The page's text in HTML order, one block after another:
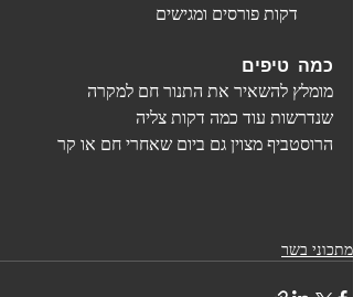
דקות פורסים ומגישים
כמה טיפים
מומלץ להשאיר את התנור חם למקרה
שנדרשות עוד כמה דקות צליה
הרוסטביף מצוין גם ביום שאחרי חם או קר
מתכוני בשר